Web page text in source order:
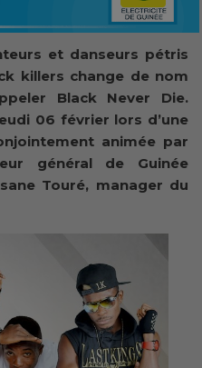
et danseurs pétris
killers change de nom
Black Never Die.
06 février lors d’une
animée par
général de Guinée
Touré, manager du